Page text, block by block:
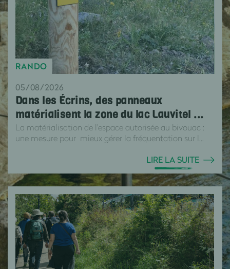
RANDO
05/08/2026
Dans les Écrins, des panneaux
matérialisent la zone du lac Lauvitel ...
La matérialisation de l'espace autorisée au bivouac :
une mesure pour mieux gérer la fréquentation sur l...
LIRE LA SUITE